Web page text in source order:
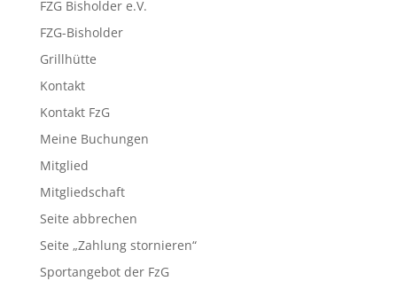
FZG Bisholder e.V.
FZG-Bisholder
Grillhütte
Kontakt
Kontakt FzG
Meine Buchungen
Mitglied
Mitgliedschaft
Seite abbrechen
Seite „Zahlung stornieren“
Sportangebot der FzG